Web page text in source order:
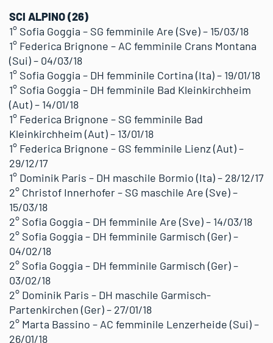
SCI ALPINO (26)
1° Sofia Goggia – SG femminile Are (Sve) – 15/03/18
1° Federica Brignone – AC femminile Crans Montana
(Sui) – 04/03/18
1° Sofia Goggia – DH femminile Cortina (Ita) – 19/01/18
1° Sofia Goggia – DH femminile Bad Kleinkirchheim
(Aut) – 14/01/18
1° Federica Brignone – SG femminile Bad
Kleinkirchheim (Aut) – 13/01/18
1° Federica Brignone – GS femminile Lienz (Aut) –
29/12/17
1° Dominik Paris – DH maschile Bormio (Ita) – 28/12/17
2° Christof Innerhofer – SG maschile Are (Sve) –
15/03/18
2° Sofia Goggia – DH femminile Are (Sve) – 14/03/18
2° Sofia Goggia – DH femminile Garmisch (Ger) –
04/02/18
2° Sofia Goggia – DH femminile Garmisch (Ger) –
03/02/18
2° Dominik Paris – DH maschile Garmisch-
Partenkirchen (Ger) – 27/01/18
2° Marta Bassino – AC femminile Lenzerheide (Sui) –
26/01/18